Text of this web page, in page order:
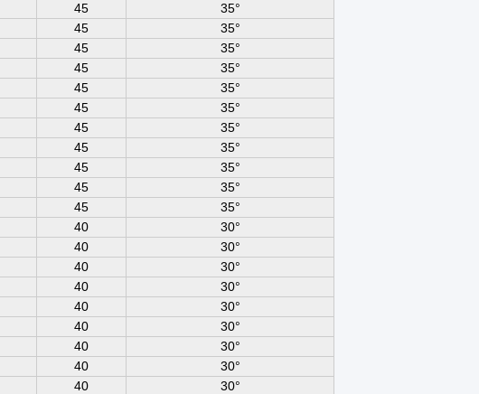
45
35°
45
35°
45
35°
45
35°
45
35°
45
35°
45
35°
45
35°
45
35°
45
35°
45
35°
40
30°
40
30°
40
30°
40
30°
40
30°
40
30°
40
30°
40
30°
40
30°